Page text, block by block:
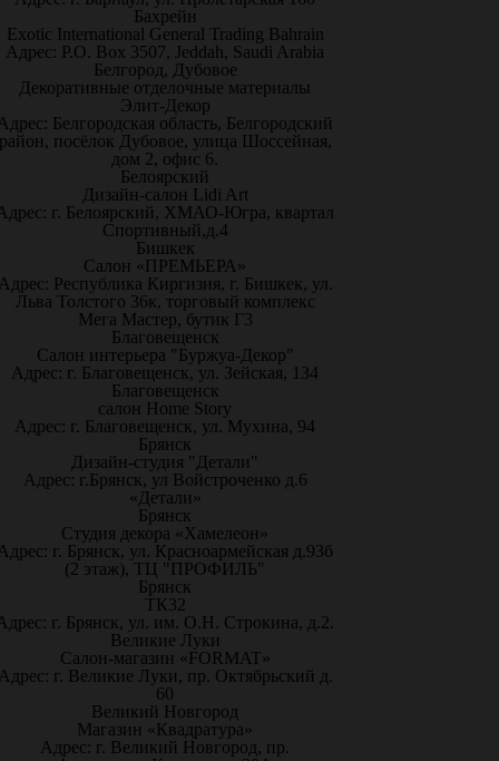
Бахрейн
Exotic International General Trading Bahrain
Адрес: P.O. Box 3507, Jeddah, Saudi Arabia
Белгород, Дубовое
Декоративные отделочные материалы
Элит-Декор
Белгородская область, Белгородский
посёлок Дубовое, улица Шоссейная,
дом 2, офис 6.
Белоярский
Дизайн-салон Lidi Art
г. Белоярский, ХМАО-Югра, квартал
Спортивный,д.4
Бишкек
Салон «ПРЕМЬЕРА»
Республика Киргизия, г. Бишкек, ул.
Льва Толстого 36к, торговый комплекс
Мега Мастер, бутик Г3
Благовещенск
Салон интерьера "Буржуа-Декор"
Адрес: г. Благовещенск, ул. Зейская, 134
Благовещенск
салон Home Story
Адрес: г. Благовещенск, ул. Мухина, 94
Брянск
Дизайн-студия "Детали"
Адрес: г.Брянск, ул Войстроченко д.6
«Детали»
Брянск
Студия декора «Хамелеон»
г. Брянск, ул. Красноармейская д.93б
(2 этаж), ТЦ "ПРОФИЛЬ"
Брянск
ТК32
г. Брянск, ул. им. О.Н. Строкина, д.2.
Великие Луки
Салон-магазин «FORMAT»
г. Великие Луки, пр. Октябрьский д.
60
Великий Новгород
Магазин «Квадратура»
Адрес: г. Великий Новгород, пр.